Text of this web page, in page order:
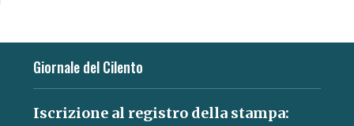
Giornale del Cilento
Iscrizione al registro della stampa: